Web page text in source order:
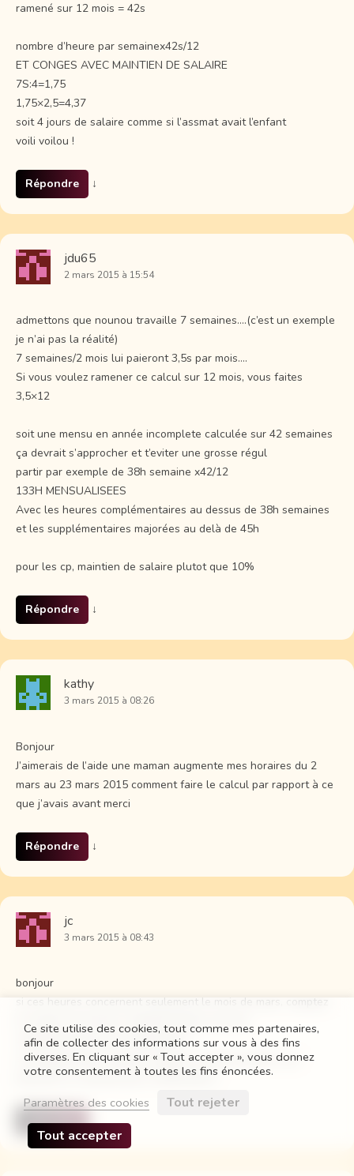
ramené sur 12 mois = 42s
nombre d’heure par semainex42s/12
ET CONGES AVEC MAINTIEN DE SALAIRE
7S:4=1,75
1,75×2,5=4,37
soit 4 jours de salaire comme si l’assmat avait l’enfant
voili voilou !
Répondre ↓
jdu65
2 mars 2015 à 15:54
admettons que nounou travaille 7 semaines….(c’est un exemple
je n’ai pas la réalité)
7 semaines/2 mois lui paieront 3,5s par mois….
Si vous voulez ramener ce calcul sur 12 mois, vous faites
3,5×12
soit une mensu en année incomplete calculée sur 42 semaines
ça devrait s’approcher et t’eviter une grosse régul
partir par exemple de 38h semaine x42/12
133H MENSUALISEES
Avec les heures complémentaires au dessus de 38h semaines
et les supplémentaires majorées au delà de 45h
pour les cp, maintien de salaire plutot que 10%
Répondre ↓
kathy
3 mars 2015 à 08:26
Bonjour
J’aimerais de l’aide une maman augmente mes horaires du 2
mars au 23 mars 2015 comment faire le calcul par rapport à ce
que j’avais avant merci
Répondre ↓
jc
3 mars 2015 à 08:43
bonjour
si ces heures concernent seulement le mois de mars, comptez
le surplus en heures complémentaires et jours
complémentaires tout simplement !
si le dépassement devient regulier, il faudra qu’elle vous
présente un avenant pour modifications
Répondre ↓
Ce site utilise des cookies, tout comme mes partenaires,
afin de collecter des informations sur vous à des fins
diverses. En cliquant sur « Tout accepter », vous donnez
votre consentement à toutes les fins énoncées.
Paramètres des cookies
Tout rejeter
Tout accepter